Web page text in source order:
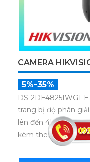
CAMERA
5%-35%
DS-2DE4825IWG1-
trang bị độ phân
lên đến 4K, ống
kèm theo thuật
chuẩn người và
ngoại tầm xa lên